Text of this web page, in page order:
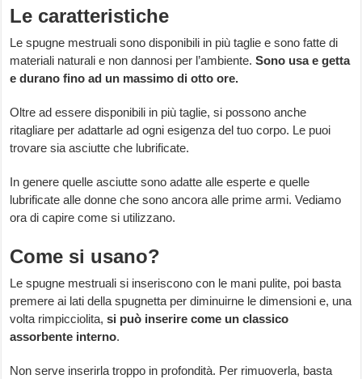
Le caratteristiche
Le spugne mestruali sono disponibili in più taglie e sono fatte di
materiali naturali e non dannosi per l’ambiente. Sono usa e getta
e durano fino ad un massimo di otto ore.
Oltre ad essere disponibili in più taglie, si possono anche
ritagliare per adattarle ad ogni esigenza del tuo corpo. Le puoi
trovare sia asciutte che lubrificate.
In genere quelle asciutte sono adatte alle esperte e quelle
lubrificate alle donne che sono ancora alle prime armi. Vediamo
ora di capire come si utilizzano.
Come si usano?
Le spugne mestruali si inseriscono con le mani pulite, poi basta
premere ai lati della spugnetta per diminuirne le dimensioni e, una
volta rimpicciolita,si può inserire come un classico
assorbente interno.
Non serve inserirla troppo in profondità. Per rimuoverla, basta